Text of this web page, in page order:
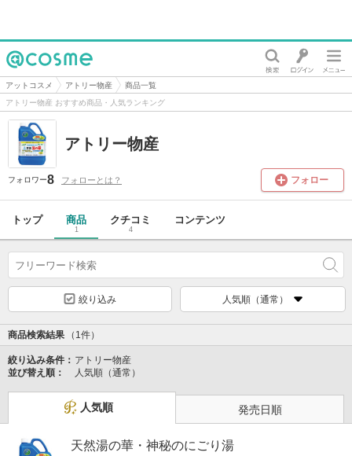
@cosme
アットコスメ アトリー物産
商品一覧
アトリー物産 おすすめ商品・人気ランキング
アトリー物産
フォロワー8 フォローとは？ フォロー
トップ 商品
1
クチコミ
4
コンテンツ
絞り込み 人気順（通常）
商品検索結果 （1件）
絞り込み条件： アトリー物産
並び替え順：
人気順（通常）
人気順 発売日順
天然湯の華・神秘のにごり湯